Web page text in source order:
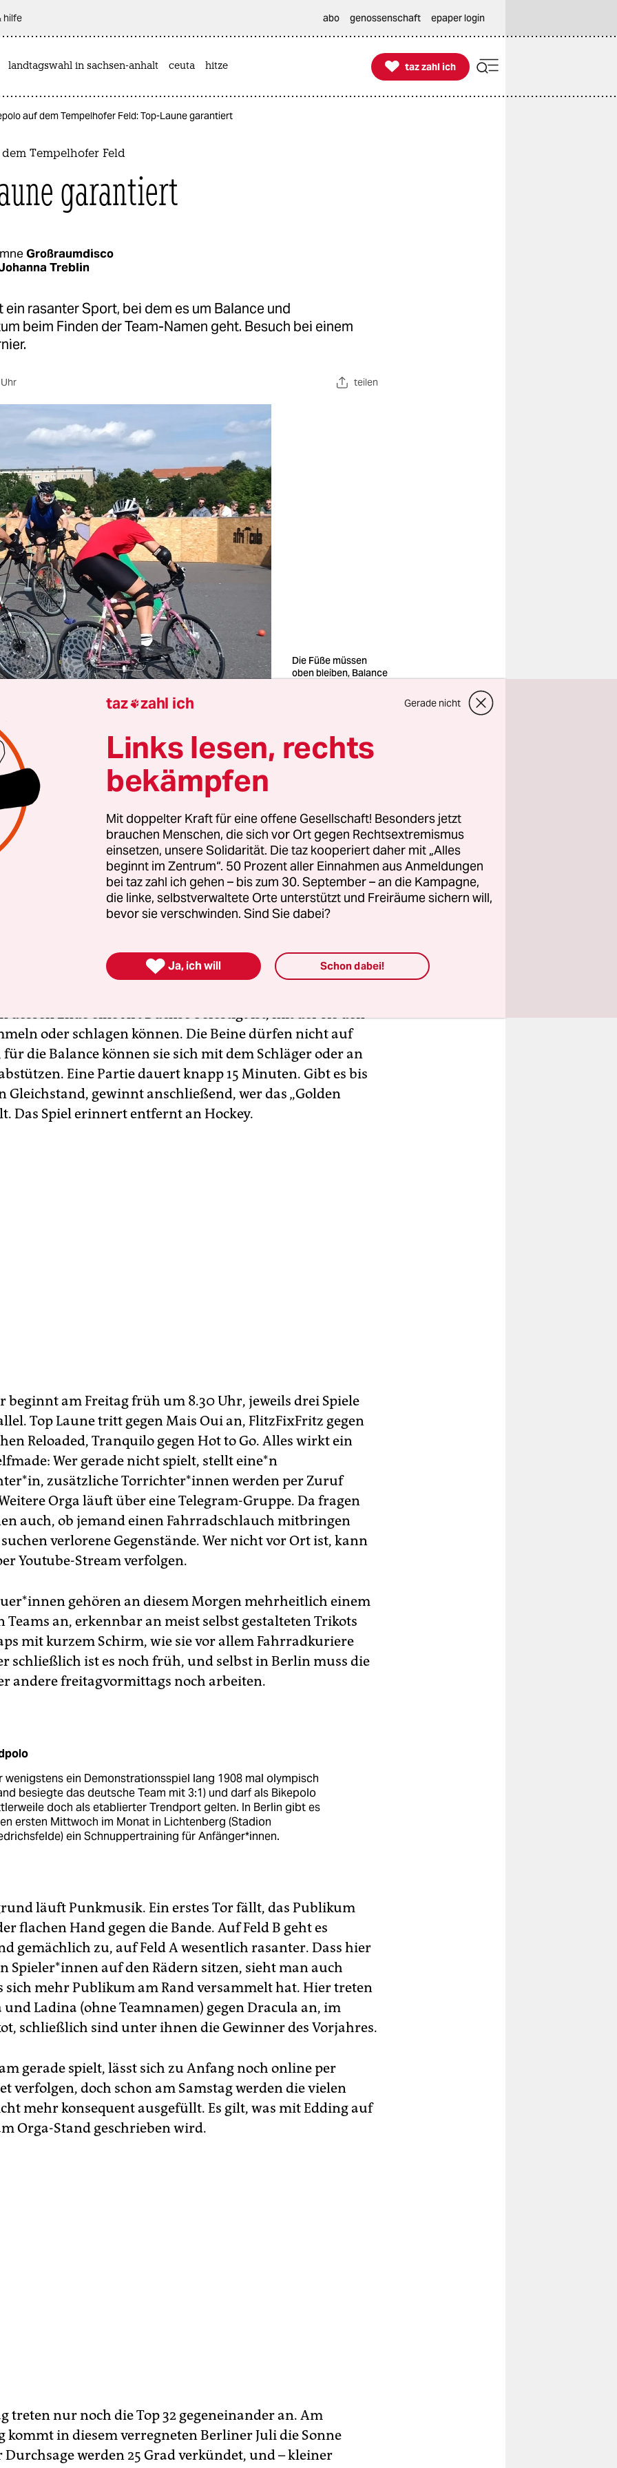
hilfe abo genossenschaft epaper login
landtagswahl in sachsen-anhalt ceuta hitze 
taz zahl ich
taz zahl ich
auf dem Tempelhofer Feld: Top-Laune garantiert
Tempelhofer Feld
garantiert
Großraumdisco
Treblin
rasanter Sport, bei dem es um Balance und
beim Finden der Team-Namen geht. Besuch bei einem
teilen
Die Füße müssen
oben bleiben, Balance
kommt es am Ende nicht zu einem Showdown zwischen
und Bockwurst. Auch Franzbrötchen und Pizza
schon in der Vorrunde raus. Essen jedenfalls gibt es
letzten Juliwochenende auf dem Tempelhofer Feld,
Form von Teamnamen. 48 Teams aus Deutschland,
der Welt treten beim Berlin:mixed-Bikepolo-Turnier
an.
: Die Teams – je drei Personen, mindestens zwei
Rädern jeweils hinter ihren Toren auf. Wenn der
rasen sie los, um als Erste an den roten Ball zu kommen,
oder schlagen können. Die Beine dürfen nicht auf
für die Balance können sie sich mit dem Schläger oder an
Eine Partie dauert knapp 15 Minuten. Gibt es bis
Gleichstand, gewinnt anschließend, wer das „Golden
Das Spiel erinnert entfernt an Hockey.
beginnt am Freitag früh um 8.30 Uhr, jeweils drei Spiele
Top Laune tritt gegen Mais Oui an, FlitzFixFritz gegen
Reloaded, Tranquilo gegen Hot to Go. Alles wirkt ein
Wer gerade nicht spielt, stellt ei­ne*n
zusätzliche Tor­rich­te­r*in­nen werden per Zuruf
Orga läuft über eine Telegram-Gruppe. Da fragen
auch, ob jemand einen Fahrradschlauch mitbringen
verlorene Gegenstände. Wer nicht vor Ort ist, kann
Youtube-Stream verfolgen.
gehören an diesem Morgen mehrheitlich einem
Teams an, erkennbar an meist selbst gestalteten Trikots
mit kurzem Schirm, wie sie vor allem Fahrradkuriere
schließlich ist es noch früh, und selbst in Berlin muss die
andere freitagvormittags noch arbeiten.
wenigstens ein Demonstrationsspiel lang 1908 mal olympisch
besiegte das deutsche Team mit 3:1) und darf als Bikepolo
doch als etablierter Trendport gelten. In Berlin gibt es
ersten Mittwoch im Monat in Lichtenberg (Stadion
ein Schnuppertraining für Anfänger*innen.
läuft Punkmusik. Ein erstes Tor fällt, das Publikum
flachen Hand gegen die Bande. Auf Feld B geht es
gemächlich zu, auf Feld A wesentlich rasanter. Dass hier
Spie­le­r*in­nen auf den Rädern sitzen, sieht man auch
sich mehr Publikum am Rand versammelt hat. Hier treten
und Ladina (ohne Teamnamen) gegen Dracula an, im
schließlich sind unter ihnen die Gewinner des Vorjahres.
gerade spielt, lässt sich zu Anfang noch online per
verfolgen, doch schon am Samstag werden die vielen
mehr konsequent ausgefüllt. Es gilt, was mit Edding auf
Orga-Stand geschrieben wird.
treten nur noch die Top 32 gegeneinander an. Am
kommt in diesem verregneten Berliner Juli die Sonne
Durchsage werden 25 Grad verkündet, und – kleiner
taz zahl ich Gerade nicht
Links lesen, rechts
bekämpfen
Mit doppelter Kraft für eine offene Gesellschaft! Besonders jetzt
brauchen Menschen, die sich vor Ort gegen Rechtsextremismus
einsetzen, unsere Solidarität. Die taz kooperiert daher mit „Alles
beginnt im Zentrum“. 50 Prozent aller Einnahmen aus Anmeldungen
bei taz zahl ich gehen – bis zum 30. September – an die Kampagne,
die linke, selbstverwaltete Orte unterstützt und Freiräume sichern will,
bevor sie verschwinden. Sind Sie dabei?
 Ja, ich will Schon dabei!